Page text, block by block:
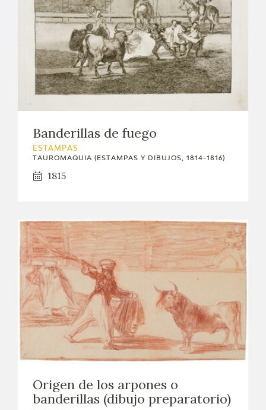
GOYA EN ARAGÓN
PREMIO ARAGÓN GOYA
EDICIONES
TIENDA
CEDEA
RECURSOS EDUCATIVOS
FICHAS ARASAAC
Banderillas de fuego
ESTAMPAS
TAUROMAQUIA (ESTAMPAS Y DIBUJOS, 1814-1816)
1815
Origen de los arpones o
banderillas (dibujo preparatorio)